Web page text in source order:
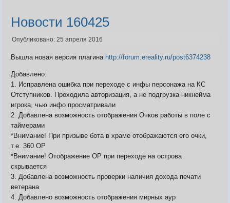
Новости 160425
Опубликовано: 25 апреля 2016
Вышла новая версия плагина http://forum.ereality.ru/post6374238
Добавлено:
1. Исправлена ошибка при переходе с инфы персонажа на КС
Отступников. Проходила авторизация, а не подгрузка никнейма
игрока, чью инфо просматривали
2. Добавлена возможность отображения Очков работы в поле с
таймерами
*Внимание! При призыве бота в храме отображаются его очки,
т.е. 360 ОР
*Внимание! Отображение ОР при переходе на острова
скрывается
3. Добавлена возможность проверки наличия дохода печати
ветерана
4. Добавлено возможность отображения мирных аур